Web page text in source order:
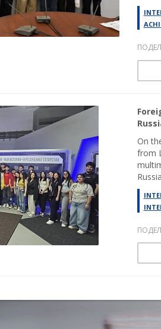
On
from